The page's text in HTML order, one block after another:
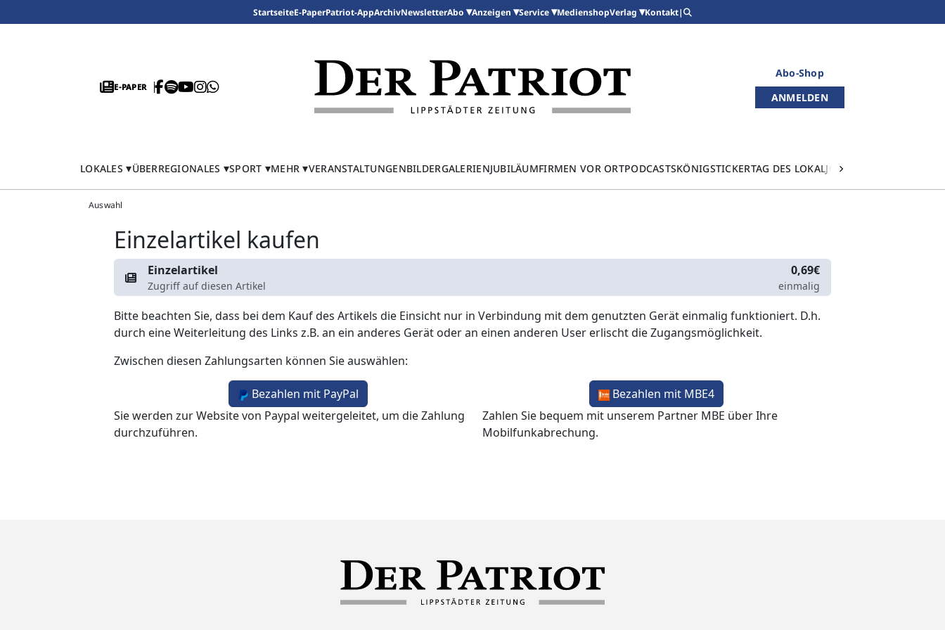
StartseiteE-PaperPatriot-AppArchivNewsletterAbo Anzeigen Service MedienshopVerlag Kontakt|
E-PAPER
Abo-Shop
ANMELDEN
LOKALES ÜBERREGIONALES SPORT MEHR VERANSTALTUNGENBILDERGALERIENJUBILÄUMFIRMEN VOR ORTPODCASTSKÖNIGSTICKERTAG DES LOKALJOURNALISMUS
Auswahl
Einzelartikel kaufen
Einzelartikel
Zugriff auf diesen Artikel
0,69€
einmalig
Bitte beachten Sie, dass bei dem Kauf des Artikels die Einsicht nur in Verbindung mit dem genutzten Gerät einmalig funktioniert. D.h.
durch eine Weiterleitung des Links z.B. an ein anderes Gerät oder an einen anderen User erlischt die Zugangsmöglichkeit.
Zwischen diesen Zahlungsarten können Sie auswählen:
Bezahlen mit PayPal
Sie werden zur Website von Paypal weitergeleitet, um die Zahlung
durchzuführen.
Bezahlen mit MBE4
Zahlen Sie bequem mit unserem Partner MBE über Ihre
Mobilfunkabrechung.